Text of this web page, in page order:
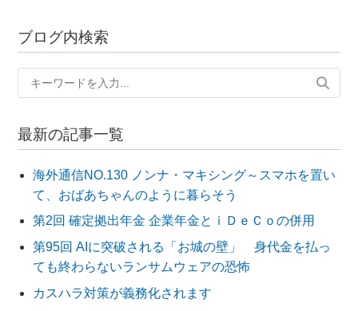
ブログ内検索
最新の記事一覧
海外通信NO.130 ノンナ・マキシング～スマホを置い
て、おばあちゃんのように暮らそう
第2回 確定拠出年金 企業年金とｉＤｅＣｏの併用
第95回 AIに突破される「お城の壁」 身代金を払っ
ても終わらないランサムウェアの恐怖
カスハラ対策が義務化されます